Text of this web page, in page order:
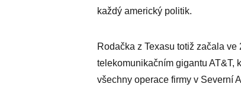
každý americký politik.
Rodačka z Texasu totiž začala
telekomunikačním gigantu AT&T,
všechny operace firmy v Severní